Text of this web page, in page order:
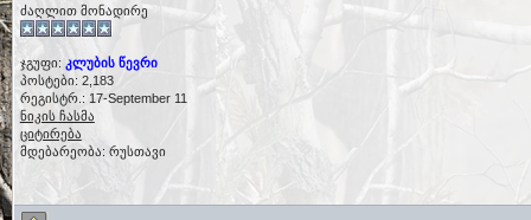
ძაღლით მონადირე
ჯგუფი: კლუბის წევრი
პოსტები: 2,183
რეგისტრ.: 17-September 11
ნიკის ჩასმა
ციტირება
მდებარეობა: რუსთავი